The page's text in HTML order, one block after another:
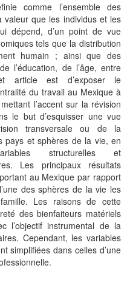
comme l’ensemble des
que les individus et les
dépend, d’un point de vue
tels que la distribution
humain ; ainsi que des
l’éducation, de l’âge, entre
article est d’exposer le
du travail au Mexique à
l’accent sur la révision
le but d’esquisser une vue
transversale ou de la
pays et sphères de la vie, en
structurelles et
Les principaux résultats
au Mexique par rapport
des sphères de la vie les
Les raisons de cette
des bienfaiteurs matériels
l’objectif instrumental de la
Cependant, les variables
simplifiées dans celles d’une